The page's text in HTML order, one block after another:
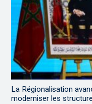
La Régionalisation
moderniser les